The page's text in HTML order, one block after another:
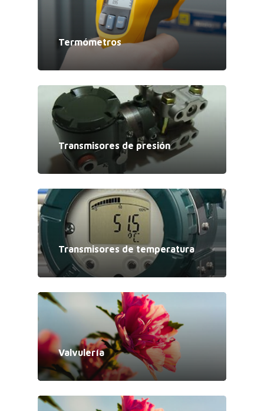
Termómetros
Transmisores de presión
Transmisores de temperatura
Valvulería